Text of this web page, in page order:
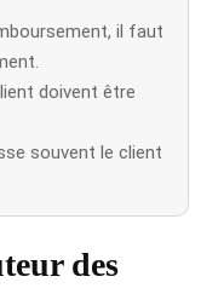
il faut
doivent être
souvent le client
des